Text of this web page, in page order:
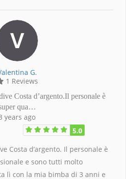
G.
1 Reviews
Costa d’argento.Il personale è
qua…
years ago
5.0
Costa d’argento. Il personale è
e sono tutti molto
lì con la mia bimba di 3 anni e